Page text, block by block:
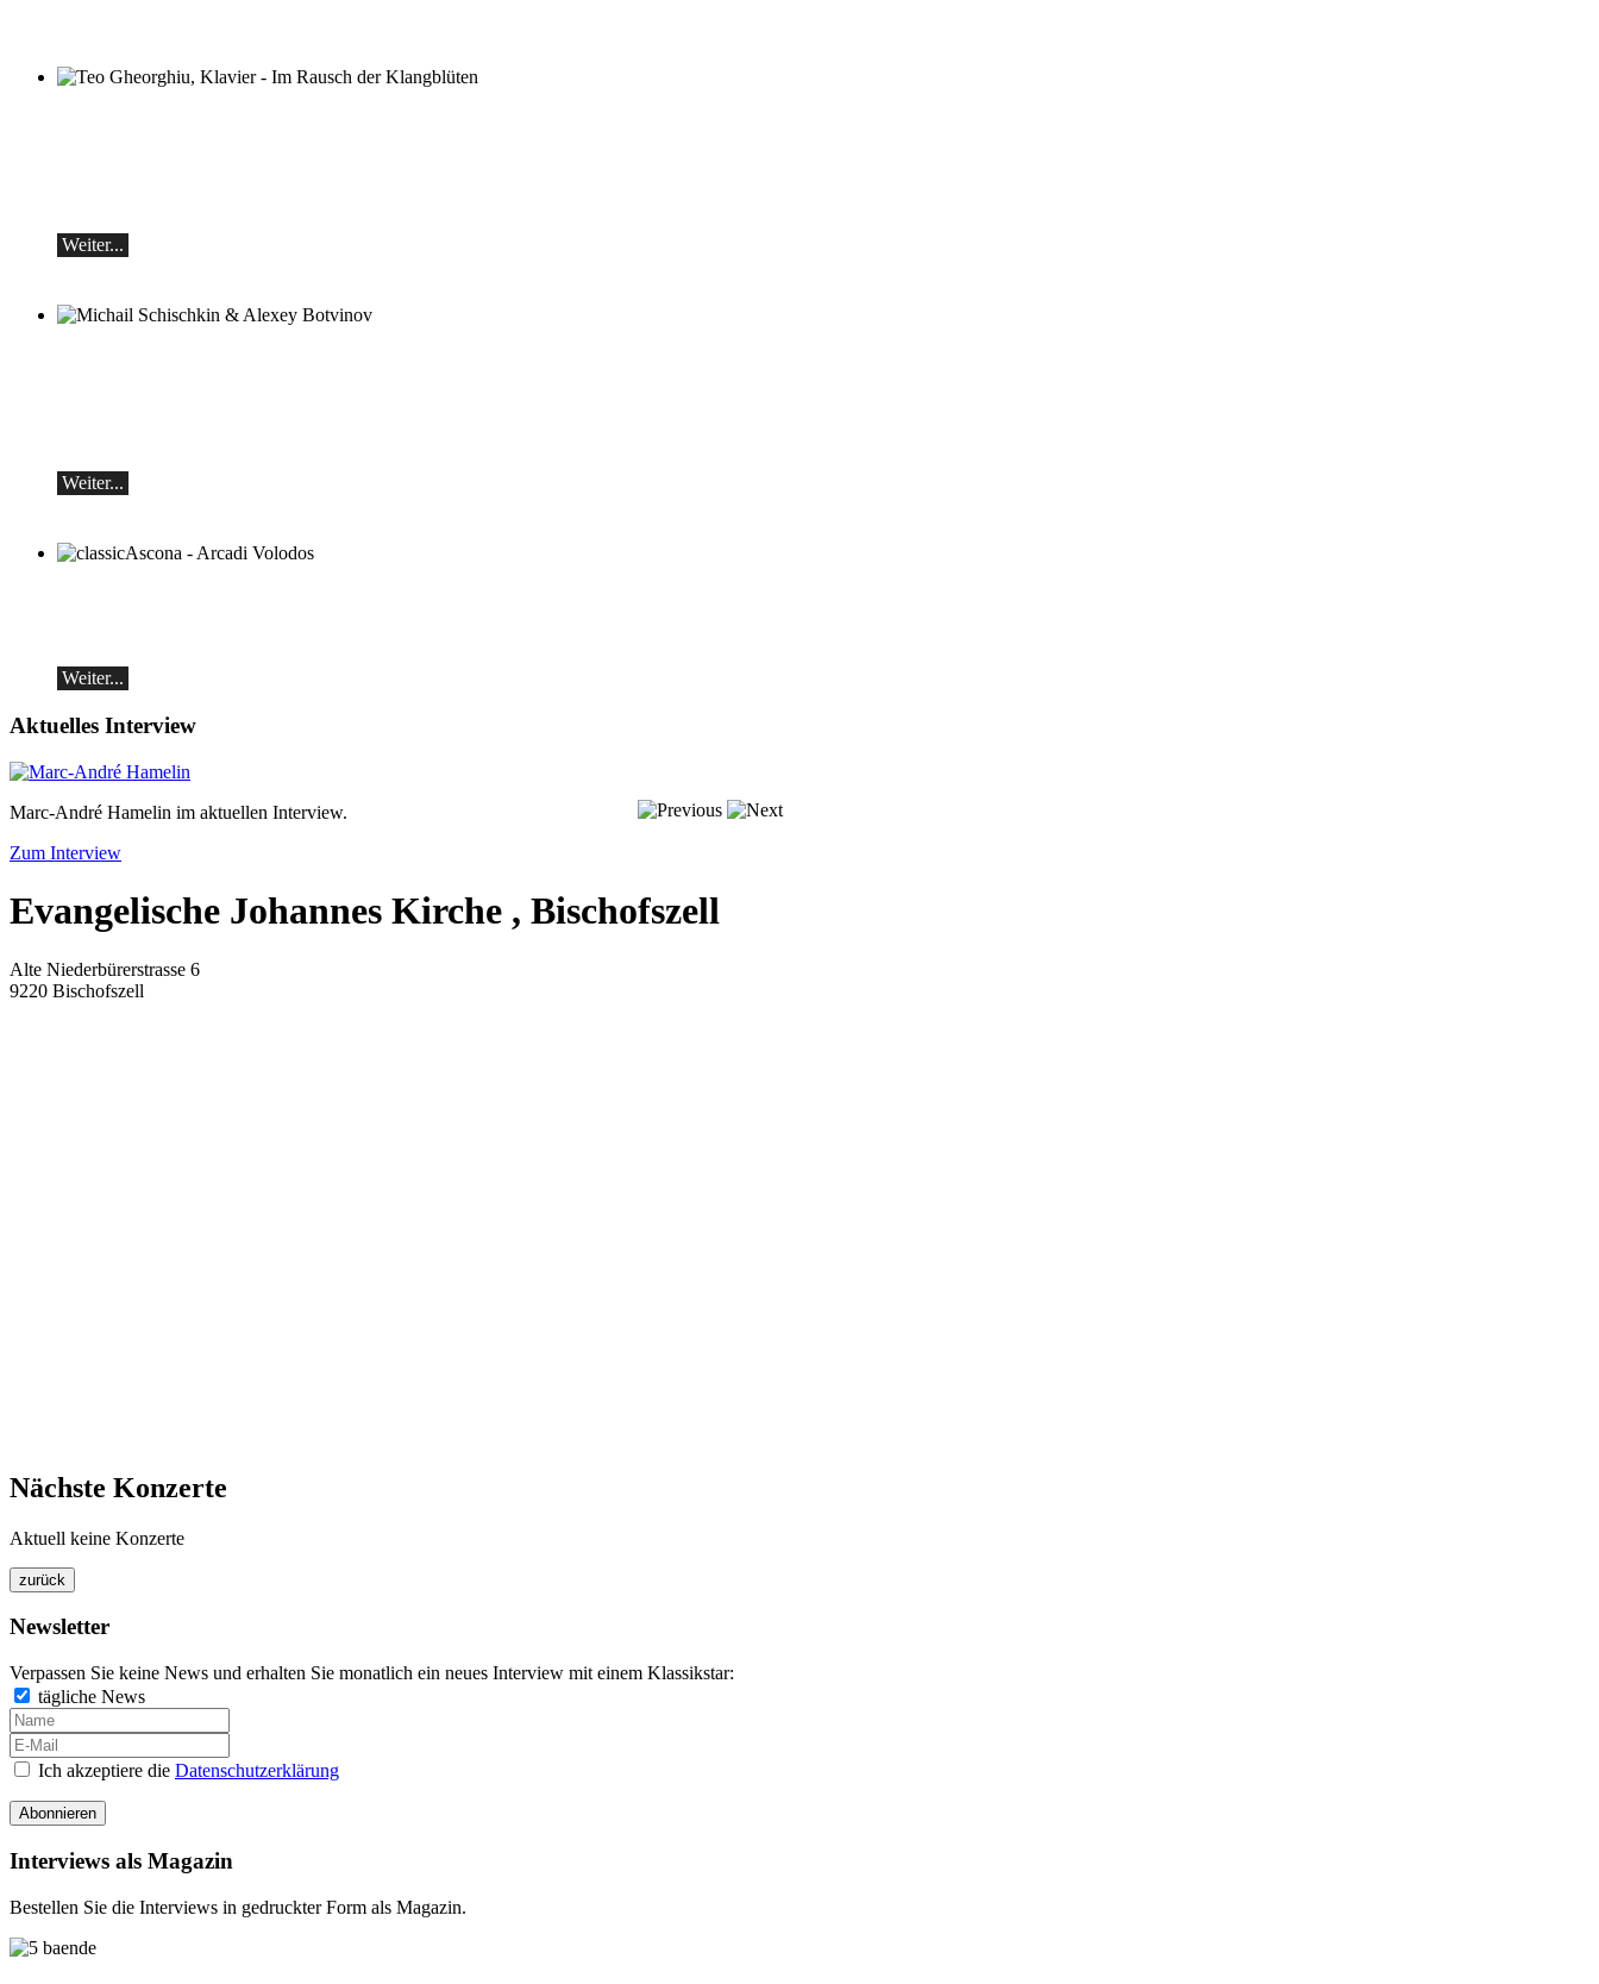
Weiter...
Weiter...
Weiter...
Aktuelles Interview
Marc-André Hamelin im aktuellen Interview.
Zum Interview
Evangelische Johannes Kirche , Bischofszell
Alte Niederbürerstrasse 6
9220 Bischofszell
Nächste Konzerte
Aktuell keine Konzerte
Newsletter
Verpassen Sie keine News und erhalten Sie monatlich ein neues Interview mit einem Klassikstar:
tägliche News
Ich akzeptiere die Datenschutzerklärung
Abonnieren
Interviews als Magazin
Bestellen Sie die Interviews in gedruckter Form als Magazin.